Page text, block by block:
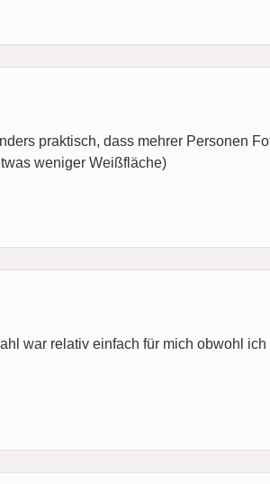
praktisch, dass mehrer Personen
weniger Weißfläche)
war relativ einfach für mich obwohl